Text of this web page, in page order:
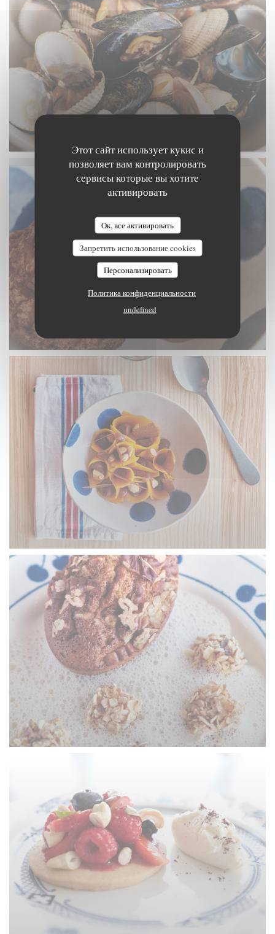
Этот сайт использует кукис и
позволяет вам контролировать
сервисы которые вы хотите
активировать
Ок, все активировать
Запретить использование cookies
Персонализировать
Политика конфиденциальности
undefined